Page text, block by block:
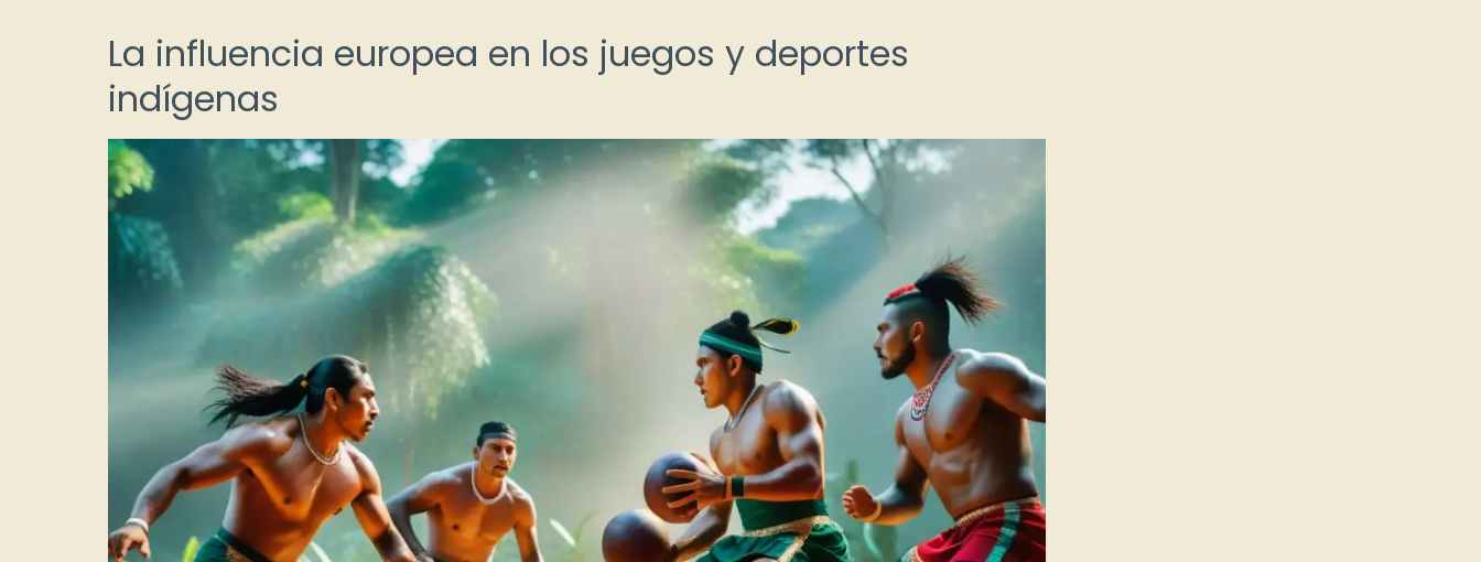
La influencia europea en los juegos y deportes
indígenas